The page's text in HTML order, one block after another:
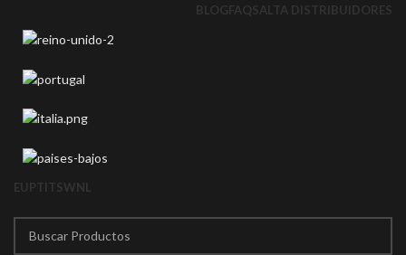
BLOGFAQSALTA DISTRIBUIDORES
EUPTITSWNL